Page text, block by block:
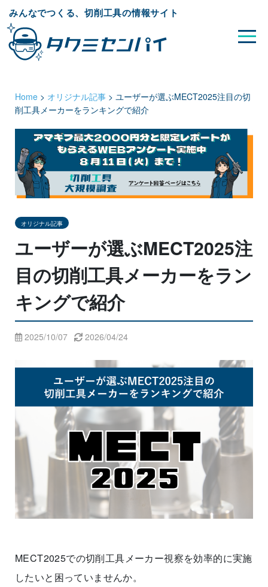
みんなでつくる、切削工具の情報サイト
Home > オリジナル記事 > ユーザーが選ぶMECT2025注目の切
削工具メーカーをランキングで紹介
オリジナル記事
ユーザーが選ぶMECT2025注
目の切削工具メーカーをラン
キングで紹介
2025/10/07 2026/04/24
MECT2025での切削工具メーカー視察を効率的に実施
したいと困っていませんか。